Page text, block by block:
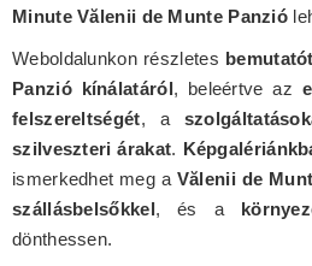
Minute Vălenii de Munte Panzió
Weboldalunkon részletes
Panzió kínálatáról, beleértve az
felszereltségét, a
szilveszteri árakat.
ismerkedhet meg a Vălenii de
szállásbelsőkkel, és a
dönthessen.